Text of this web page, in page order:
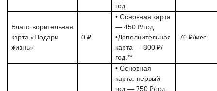
год.
Благотворительная
карта «Подари
жизнь»
0 ₽
• Основная карта
— 450 ₽/год.
•Дополнительная
карта — 300 ₽/
год.**
70 ₽/мес.
• Основная
карта: первый
год — 750 ₽/год,